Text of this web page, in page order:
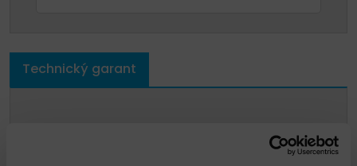
Technický garant